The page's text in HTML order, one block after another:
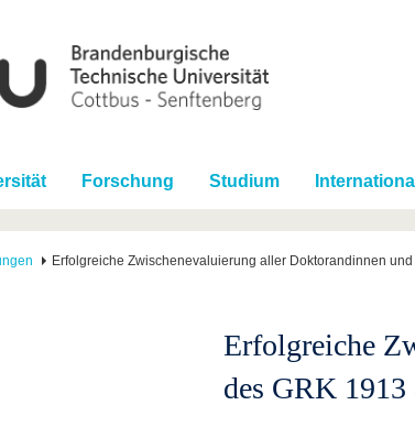
Forschung Studium International
Erfolgreiche Zwischenevaluierung aller Doktorandinnen
Erfolgreiche
des GRK